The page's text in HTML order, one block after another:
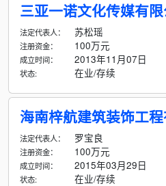
三亚一诺文化传媒有
法定代表人： 苏松瑶
注册资金： 100万元
成立时间： 2013年11月07日
状态: 在业/存续
海南梓航建筑装饰工
法定代表人： 罗宝良
注册资金： 100万元
成立时间： 2015年03月29日
状态: 在业/存续